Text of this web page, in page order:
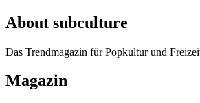
About subculture
Das Trendmagazin für Popkultur und
Magazin